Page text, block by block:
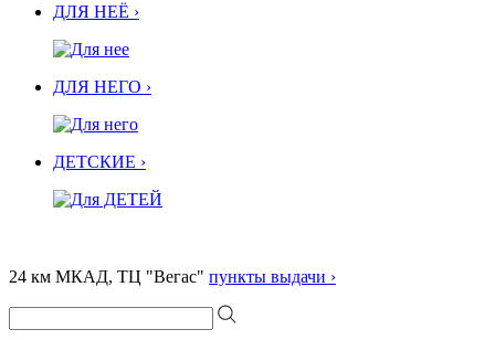
ДЛЯ НЕЁ ›
ДЛЯ НЕГО ›
ДЕТСКИЕ ›
24 км МКАД, ТЦ "Вегас" пункты выдачи ›